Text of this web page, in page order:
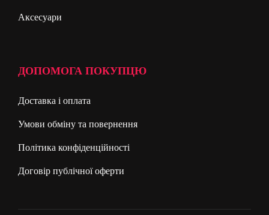
Аксесуари
ДОПОМОГА ПОКУПЦЮ
Доставка і оплата
Умови обміну та повернення
Політика конфіденційності
Договір публічної оферти